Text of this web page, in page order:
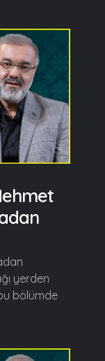
yerden
bölümde